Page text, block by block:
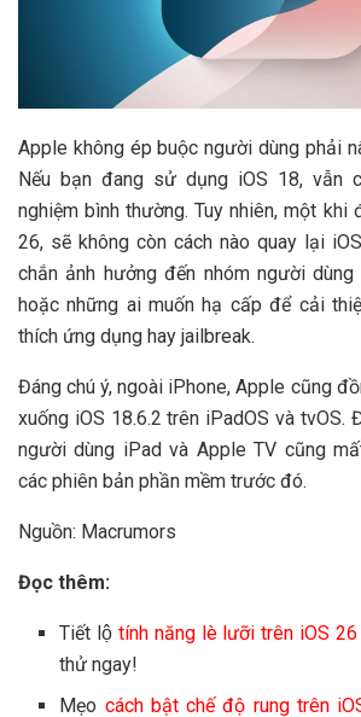
Apple không ép buộc người dùng phải
Nếu bạn đang sử dụng iOS 18, vẫn
nghiệm bình thường. Tuy nhiên, một khi
26, sẽ không còn cách nào quay lại
chắn ảnh hưởng đến nhóm người
hoặc những ai muốn hạ cấp để cải
thích ứng dụng hay jailbreak.
Đáng chú ý, ngoài iPhone, Apple cũng
xuống iOS 18.6.2 trên iPadOS và tvOS.
người dùng iPad và Apple TV cũng
các phiên bản phần mềm trước đó.
Nguồn: Macrumors
Đọc thêm:
Tiết lộ tính năng lè lưỡi trên iOS 26
thử ngay!
Mẹo cách bật chế độ rung trên